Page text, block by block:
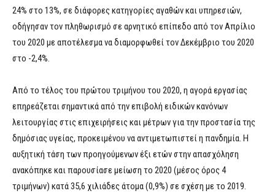
24% στο 13%, σε διάφορες κατηγορίες αγαθών και υπηρεσιών,
οδήγησαν τον πληθωρισμό σε αρνητικό επίπεδο από τον Απρίλιο
του 2020 με αποτέλεσμα να διαμορφωθεί τον Δεκέμβριο του 2020
στο -2,4%.
Από το τέλος του πρώτου τριμήνου του 2020, η αγορά εργασίας
επηρεάζεται σημαντικά από την επιβολή ειδικών κανόνων
λειτουργίας στις επιχειρήσεις και μέτρων για την προστασία της
δημόσιας υγείας, προκειμένου να αντιμετωπιστεί η πανδημία. Η
αυξητική τάση των προηγούμενων έξι ετών στην απασχόληση
ανακόπηκε και παρουσίασε μείωση το 2020 (μέσος όρος 4
τριμήνων) κατά 35,6 χιλιάδες άτομα (0,9%) σε σχέση με το 2019.